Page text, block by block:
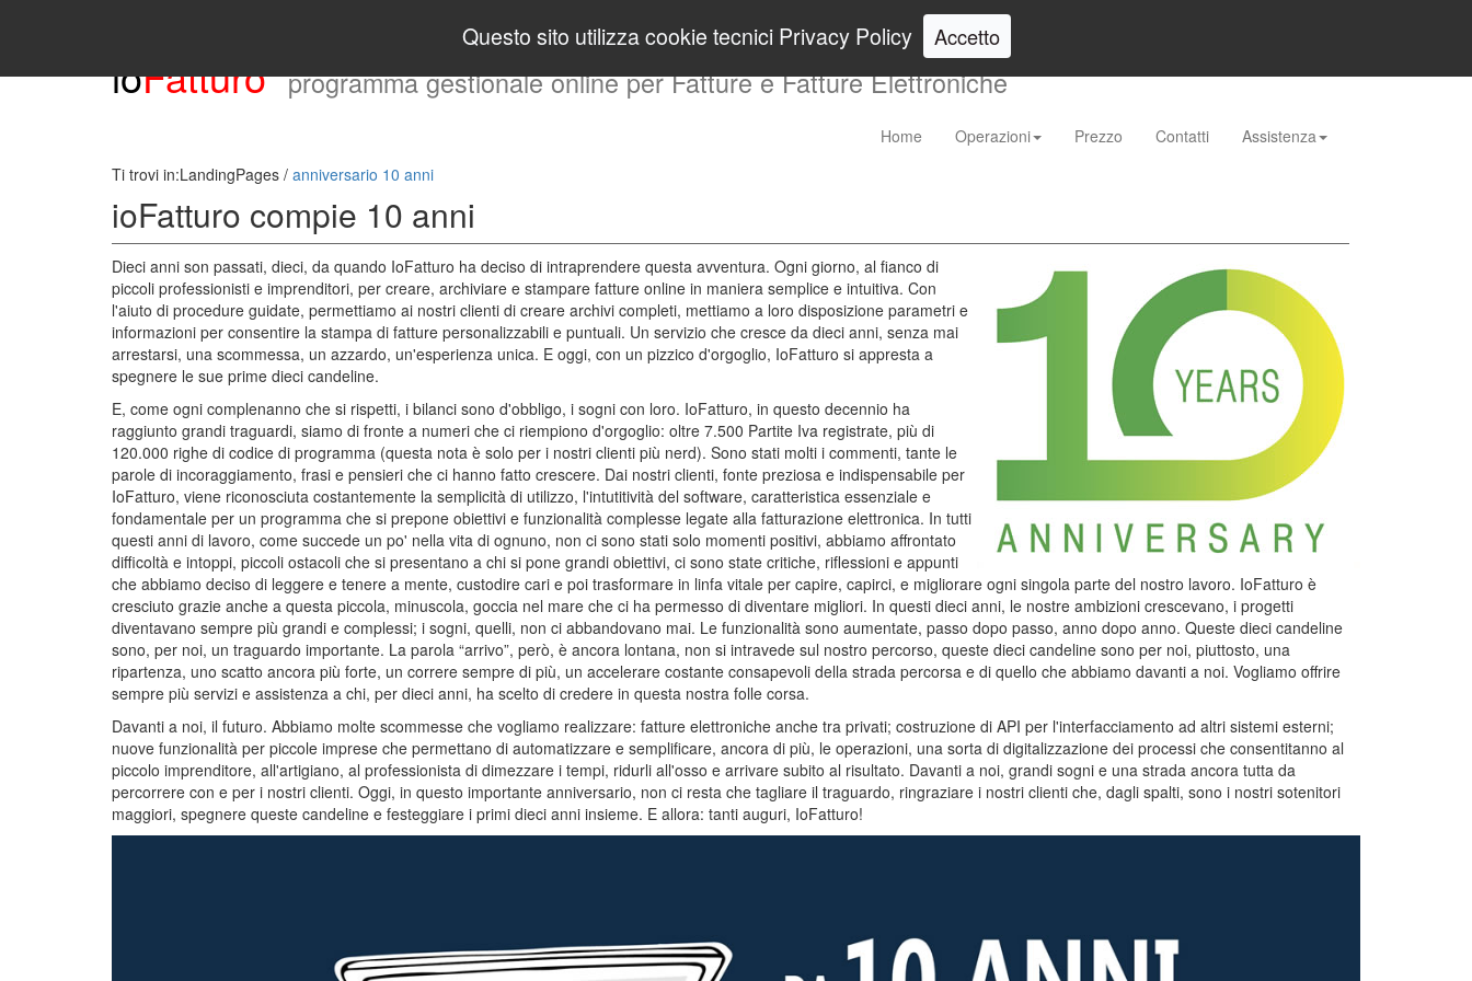
Questo sito utilizza cookie tecnici Privacy Policy Accetto
info@ioFatturo.it
ioFatturo programma gestionale online per Fatture e Fatture Elettroniche
direttamente
pagina
Home Operazioni Prezzo Contatti
Assistenza
Ti trovi in:LandingPages / anniversario 10 anni
ioFatturo compie 10 anni
Dieci anni son passati, dieci, da quando IoFatturo ha deciso di intraprendere questa avventura. Ogni giorno, al fianco di
piccoli professionisti e imprenditori, per creare, archiviare e stampare fatture online in maniera semplice e intuitiva. Con
l'aiuto di procedure guidate, permettiamo ai nostri clienti di creare archivi completi, mettiamo a loro disposizione parametri e
informazioni per consentire la stampa di fatture personalizzabili e puntuali. Un servizio che cresce da dieci anni, senza mai
arrestarsi, una scommessa, un azzardo, un'esperienza unica. E oggi, con un pizzico d'orgoglio, IoFatturo si appresta a
spegnere le sue prime dieci candeline.
E, come ogni complenanno che si rispetti, i bilanci sono d'obbligo, i sogni con loro. IoFatturo, in questo decennio ha
raggiunto grandi traguardi, siamo di fronte a numeri che ci riempiono d'orgoglio: oltre 7.500 Partite Iva registrate, più di
120.000 righe di codice di programma (questa nota è solo per i nostri clienti più nerd). Sono stati molti i commenti, tante le
parole di incoraggiamento, frasi e pensieri che ci hanno fatto crescere. Dai nostri clienti, fonte preziosa e indispensabile per
IoFatturo, viene riconosciuta costantemente la semplicità di utilizzo, l'intutitività del software, caratteristica essenziale e
fondamentale per un programma che si prepone obiettivi e funzionalità complesse legate alla fatturazione elettronica. In tutti
questi anni di lavoro, come succede un po' nella vita di ognuno, non ci sono stati solo momenti positivi, abbiamo affrontato
difficoltà e intoppi, piccoli ostacoli che si presentano a chi si pone grandi obiettivi, ci sono state critiche, riflessioni e appunti
che abbiamo deciso di leggere e tenere a mente, custodire cari e poi trasformare in linfa vitale per capire, capirci, e migliorare ogni singola parte del nostro lavoro. IoFatturo è
cresciuto grazie anche a questa piccola, minuscola, goccia nel mare che ci ha permesso di diventare migliori. In questi dieci anni, le nostre ambizioni crescevano, i progetti
diventavano sempre più grandi e complessi; i sogni, quelli, non ci abbandovano mai. Le funzionalità sono aumentate, passo dopo passo, anno dopo anno. Queste dieci candeline
sono, per noi, un traguardo importante. La parola “arrivo”, però, è ancora lontana, non si intravede sul nostro percorso, queste dieci candeline sono per noi, piuttosto, una
ripartenza, uno scatto ancora più forte, un correre sempre di più, un accelerare costante consapevoli della strada percorsa e di quello che abbiamo davanti a noi. Vogliamo offrire
sempre più servizi e assistenza a chi, per dieci anni, ha scelto di credere in questa nostra folle corsa.
Davanti a noi, il futuro. Abbiamo molte scommesse che vogliamo realizzare: fatture elettroniche anche tra privati; costruzione di API per l'interfacciamento ad altri sistemi esterni;
nuove funzionalità per piccole imprese che permettano di automatizzare e semplificare, ancora di più, le operazioni, una sorta di digitalizzazione dei processi che consentitanno al
piccolo imprenditore, all'artigiano, al professionista di dimezzare i tempi, ridurli all'osso e arrivare subito al risultato. Davanti a noi, grandi sogni e una strada ancora tutta da
percorrere con e per i nostri clienti. Oggi, in questo importante anniversario, non ci resta che tagliare il traguardo, ringraziare i nostri clienti che, dagli spalti, sono i nostri sotenitori
maggiori, spegnere queste candeline e festeggiare i primi dieci anni insieme. E allora: tanti auguri, IoFatturo!